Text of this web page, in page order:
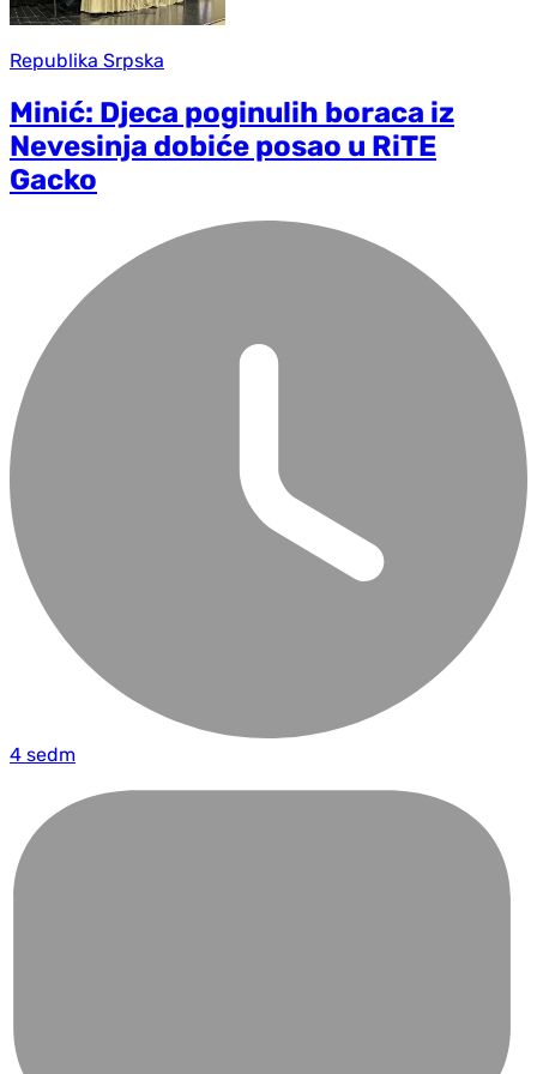
Republika Srpska
Minić: Djeca poginulih boraca iz
Nevesinja dobiće posao u RiTE
Gacko
4 sedm